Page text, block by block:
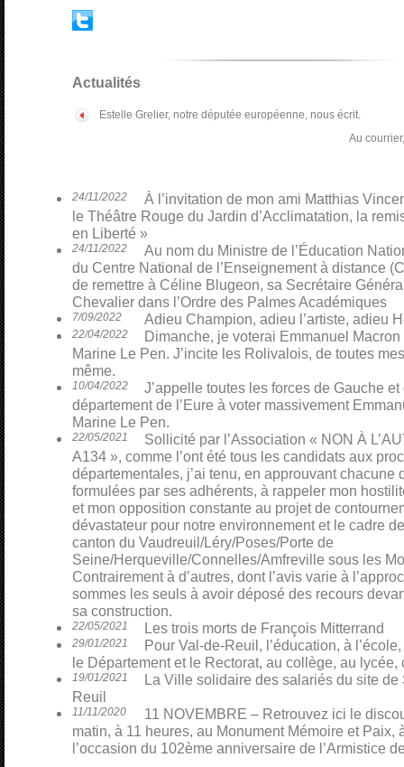
Actualités
Estelle Grelier, notre députée européenne, nous écrit.
Au
24/11/2022
À l’invitation de mon ami Matthias
le Théâtre Rouge du Jardin d’Acclimatation, la
en Liberté »
24/11/2022
Au nom du Ministre de l’Éducation
du Centre National de l’Enseignement à distance
de remettre à Céline Blugeon, sa Secrétaire
Chevalier dans l’Ordre des Palmes Académiques
7/09/2022 Adieu Champion, adieu l’artiste, adieu
22/04/2022
Dimanche, je voterai Emmanuel
Marine Le Pen. J’incite les Rolivalois, de toutes
même.
10/04/2022
J’appelle toutes les forces de Gauche
département de l’Eure à voter massivement
Marine Le Pen.
22/05/2021
Sollicité par l’Association « NON À
A134 », comme l’ont été tous les candidats aux
départementales, j’ai tenu, en approuvant chacune
formulées par ses adhérents, à rappeler mon
et mon opposition constante au projet de
dévastateur pour notre environnement et le cadre
canton du Vaudreuil/Léry/Poses/Porte de
Seine/Herqueville/Connelles/Amfreville sous les
Contrairement à d’autres, dont l’avis varie à
sommes les seuls à avoir déposé des recours
sa construction.
22/05/2021 Les trois morts de François Mitterrand
29/01/2021
Pour Val-de-Reuil, l’éducation, à
le Département et le Rectorat, au collège, au lycée,
19/01/2021
La Ville solidaire des salariés du site de
Reuil
11/11/2020
11 NOVEMBRE – Retrouvez ici le
matin, à 11 heures, au Monument Mémoire et Paix,
l’occasion du 102ème anniversaire de l’Armistice